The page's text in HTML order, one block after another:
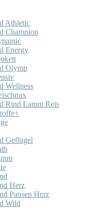
Athletic
Champion
Energy
Olymp
Wellness
Rind Lamm Reis
Geflügel
Herz
Pansen Herz
Wild